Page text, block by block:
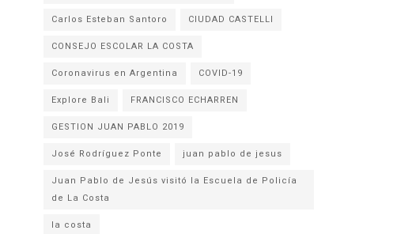
Carlos Esteban Santoro
CIUDAD CASTELLI
CONSEJO ESCOLAR LA COSTA
Coronavirus en Argentina
COVID-19
Explore Bali
FRANCISCO ECHARREN
GESTION JUAN PABLO 2019
José Rodríguez Ponte
juan pablo de jesus
Juan Pablo de Jesús visitó la Escuela de Policía
la costa